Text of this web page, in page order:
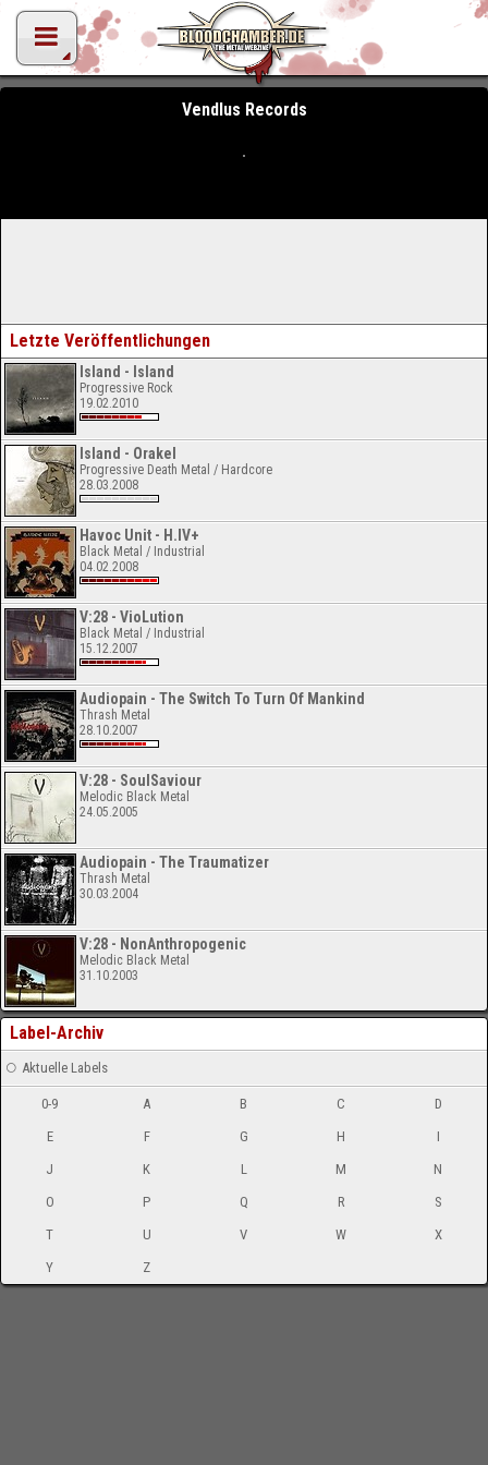
Vendlus Records
Letzte Veröffentlichungen
Island - Island
Progressive Rock
19.02.2010
Island - Orakel
Progressive Death Metal / Hardcore
28.03.2008
Havoc Unit - H.IV+
Black Metal / Industrial
04.02.2008
V:28 - VioLution
Black Metal / Industrial
15.12.2007
Audiopain - The Switch To Turn Of Mankind
Thrash Metal
28.10.2007
V:28 - SoulSaviour
Melodic Black Metal
24.05.2005
Audiopain - The Traumatizer
Thrash Metal
30.03.2004
V:28 - NonAnthropogenic
Melodic Black Metal
31.10.2003
Label-Archiv
Aktuelle Labels
0-9 A B C
D
E
F G H
I
J
K L M
N
O
P Q R
S
T
U V W
X
Y
Z